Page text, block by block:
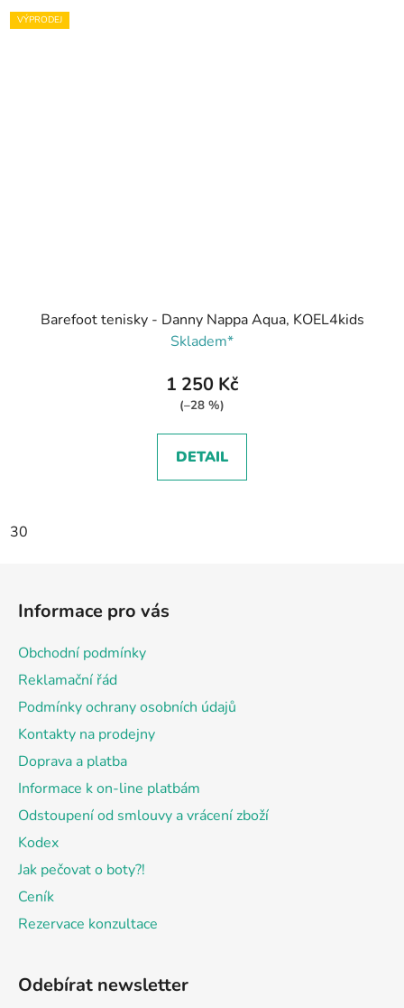
VÝPRODEJ
Barefoot tenisky - Danny Nappa Aqua, KOEL4kids
Skladem*
1 250 Kč
(–28 %)
DETAIL
30
Informace pro vás
Obchodní podmínky
Reklamační řád
Podmínky ochrany osobních údajů
Kontakty na prodejny
Doprava a platba
Informace k on-line platbám
Odstoupení od smlouvy a vrácení zboží
Kodex
Jak pečovat o boty?!
Ceník
Rezervace konzultace
Odebírat newsletter